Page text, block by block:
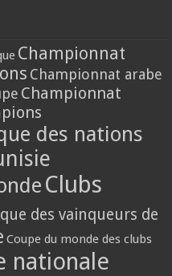
Championnat
Championnat arabe
Championnat
des nations
Clubs
des vainqueurs de
Coupe du monde des clubs
nationale